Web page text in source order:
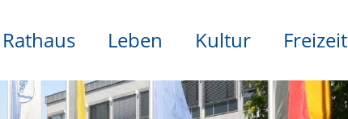
Rathaus Leben Kultur Freizeit